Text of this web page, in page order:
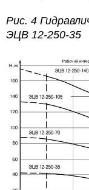
Рис. 4
ЭЦВ 12-250-35